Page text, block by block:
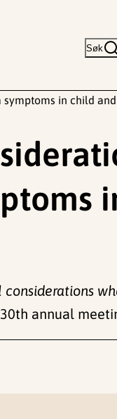
Søk
symptoms in child
annual